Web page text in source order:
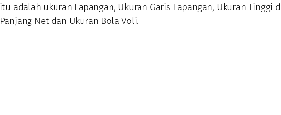
itu adalah ukuran Lapangan, Ukuran Garis Lapangan, Ukuran Tinggi
Panjang Net dan Ukuran Bola Voli.